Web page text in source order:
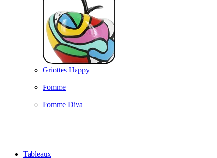
Griottes Happy
Pomme
Pomme Diva
Tableaux